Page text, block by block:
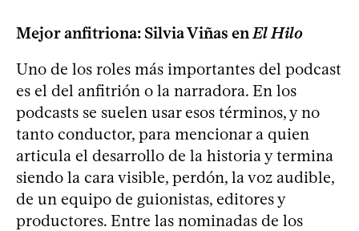
Mejor anfitriona: Silvia Viñas en El Hilo
Uno de los roles más importantes del podcast
es el del anfitrión o la narradora. En los
podcasts se suelen usar esos términos, y no
tanto conductor, para mencionar a quien
articula el desarrollo de la historia y termina
siendo la cara visible, perdón, la voz audible,
de un equipo de guionistas, editores y
productores. Entre las nominadas de los